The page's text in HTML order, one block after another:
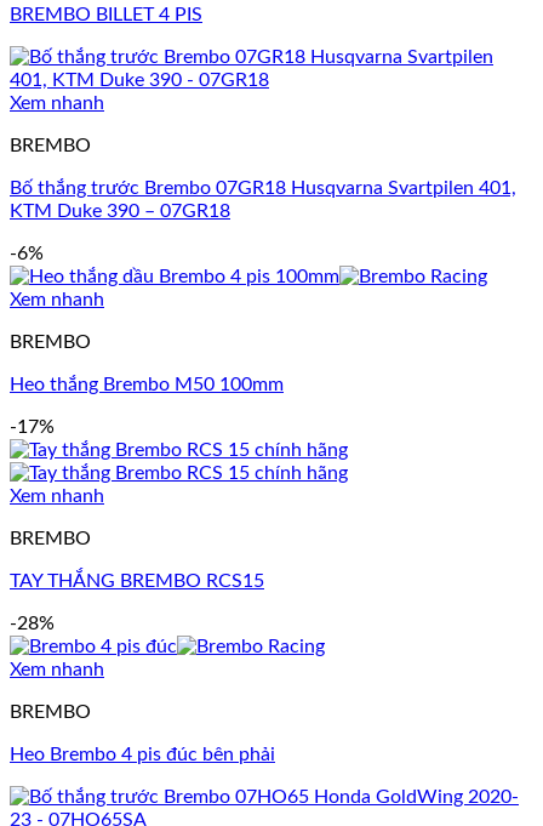
BREMBO BILLET 4 PIS
Xem nhanh
BREMBO
Bố thắng trước Brembo 07GR18 Husqvarna Svartpilen 401,
KTM Duke 390 – 07GR18
-6%
Xem nhanh
BREMBO
Heo thắng Brembo M50 100mm
-17%
Xem nhanh
BREMBO
TAY THẮNG BREMBO RCS15
-28%
Xem nhanh
BREMBO
Heo Brembo 4 pis đúc bên phải